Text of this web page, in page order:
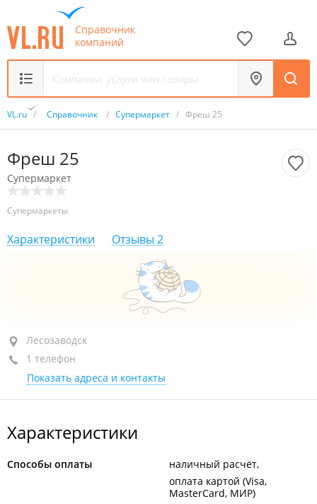
Справочник
компаний
VL.ru / Справочник / Супермаркет / Фреш 25
Фреш 25
Супермаркет
Супермаркеты
Характеристики Отзывы 2
Лесозаводск, ул. Будника, 111А
+7 (423-55) 2-28-55
открыто: 09:00–23:00
Лесозаводск
1 телефон
Показать адреса и контакты
Характеристики
Способы оплаты
наличный расчёт
оплата картой (Visa,
MasterCard, МИР)